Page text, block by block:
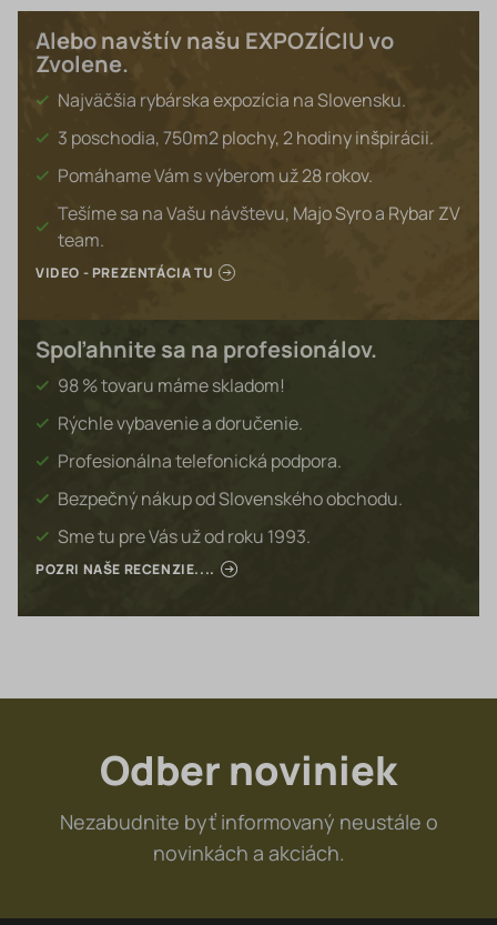
Alebo navštív našu EXPOZÍCIU vo
Zvolene.
Najväčšia rybárska expozícia na Slovensku.
3 poschodia, 750m2 plochy, 2 hodiny inšpirácii.
Pomáhame Vám s výberom už 28 rokov.
Tešíme sa na Vašu návštevu, Majo Syro a Rybar ZV
team.
VIDEO - PREZENTÁCIA TU
Spoľahnite sa na profesionálov.
98 % tovaru máme skladom!
Rýchle vybavenie a doručenie.
Profesionálna telefonická podpora.
Bezpečný nákup od Slovenského obchodu.
Sme tu pre Vás už od roku 1993.
POZRI NAŠE RECENZIE....
Odber noviniek
Nezabudnite byť informovaný neustále o
novinkách a akciách.